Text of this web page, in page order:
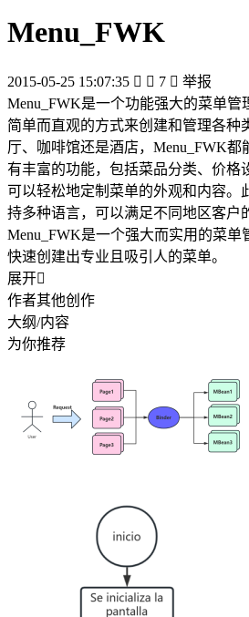
Menu_FWK
2015-05-25 15:07:35   7  举报
Menu_FWK是一个功能强大的菜单管
简单而直观的方式来创建和管理各种
厅、咖啡馆还是酒店，Menu_FWK
有丰富的功能，包括菜品分类、价格
可以轻松地定制菜单的外观和内容。
持多种语言，可以满足不同地区客户
Menu_FWK是一个强大而实用的菜单
快速创建出专业且吸引人的菜单。
展开
作者其他创作
大纲/内容
为你推荐